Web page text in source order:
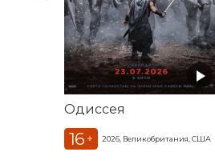
Одиссея
16 + 2026, Великобритания, США